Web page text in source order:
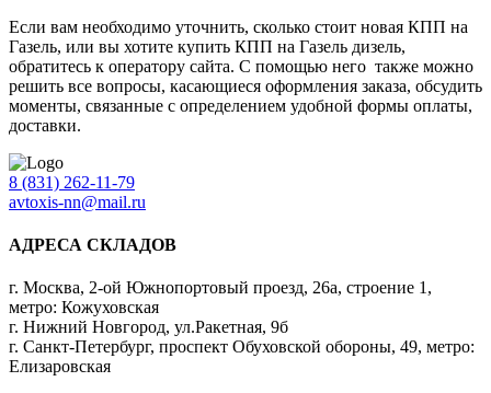
Если вам необходимо уточнить, сколько стоит новая КПП на
Газель, или вы хотите купить КПП на Газель дизель,
обратитесь к оператору сайта. С помощью него также можно
решить все вопросы, касающиеся оформления заказа, обсудить
моменты, связанные с определением удобной формы оплаты,
доставки.
8 (831) 262-11-79
avtoxis-nn@mail.ru
АДРЕСА СКЛАДОВ
г. Москва, 2-ой Южнопортовый проезд, 26а, строение 1,
метро: Кожуховская
г. Нижний Новгород, ул.Ракетная, 9б
г. Санкт-Петербург, проспект Обуховской обороны, 49, метро:
Елизаровская